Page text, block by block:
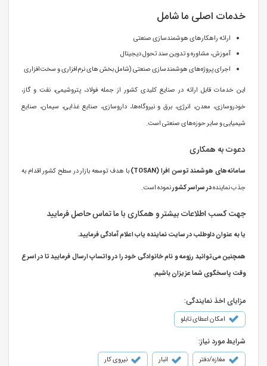
خدمات اصلی ما شامل
ارائه راهکارهای هوشمندسازی صنعتی
آموزش، مشاوره و تدوین سند تحول دیجیتال
اجرای پروژه‌های هوشمندسازی صنعتی (شامل بخش های نرم‌افزاری و سخت‌افزاری
این خدمات قابل ارائه در صنایع کلیدی کشور از جمله فولاد، پتروشیمی، نفت و گاز،
خودروسازی، معدن، انرژی، برق و نیروگاه‌ها، داروسازی، صنایع غذایی، سیمان، صنایع
شیمیایی و سایر حوزه‌های صنعتی است.
دعوت به همکاری
سامانه‌های هوشمند توسن افرا (TOSAN)
با هدف توسعه بازار در سطح کشور اقدام به
جذب نمایندهدر سراسر کشورنموده است.
جهت کسب اطلاعات بیشتر و همکاری با ما تماس حاصل فرمایید
یا به عنوان داوطلب در سایت نماینده یاب اعلام آمادگی فرمایید.
همچنین می‌توانید رزومه و نام خانوادگی خود را در واتساپ ارسال فرمایید تا در اسرع
وقت پاسخگوی شما عزیزان باشیم.
مزایای اخذ نمایندگی:
امکان اعطای تابلو
شرایط مورد نیاز:
مغازه/دفتر انبار نیروی کار